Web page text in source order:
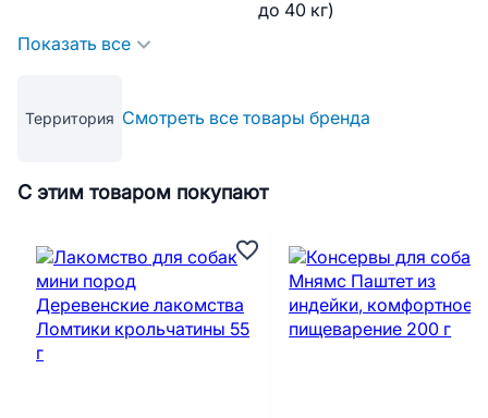
до 40 кг)
Показать все
Территория Смотреть все товары бренда
С этим товаром покупают